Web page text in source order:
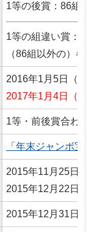
1等の後賞：86組
1等の組違い賞：
（86組以外の）
2016年1月5日（火
2017年1月4日（火
1等・前後賞合わ
「年末ジャンボ宝
2015年11月25日
2015年12月22日
2015年12月31日